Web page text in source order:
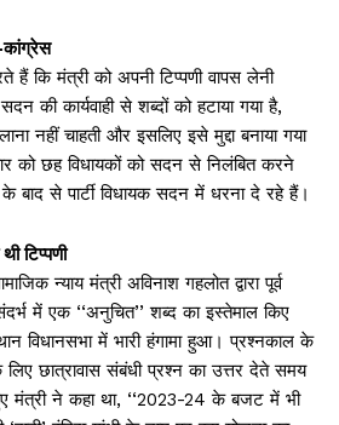
कांग्रेस
हैं कि मंत्री को अपनी टिप्पणी वापस लेनी
की कार्यवाही से शब्दों को हटाया गया है,
नहीं चाहती और इसलिए इसे मुद्दा बनाया गया
को छह विधायकों को सदन से निलंबित करने
के बाद से पार्टी विधायक सदन में धरना दे रहे हैं।
टिप्पणी
न्याय मंत्री अविनाश गहलोत द्वारा पूर्व
में एक ‘‘अनुचित’’ शब्द का इस्तेमाल किए
विधानसभा में भारी हंगामा हुआ। प्रश्नकाल के
लिए छात्रावास संबंधी प्रश्न का उत्तर देते समय
मंत्री ने कहा था, ‘‘2023-24 के बजट में भी